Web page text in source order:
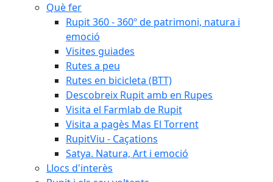
Què fer
Rupit 360 - 360º de patrimoni, natura i
emoció
Visites guiades
Rutes a peu
Rutes en bicicleta (BTT)
Descobreix Rupit amb en Rupes
Visita el Farmlab de Rupit
Visita a pagès Mas El Torrent
RupitViu - Caçations
Satya. Natura, Art i emoció
Llocs d'interès